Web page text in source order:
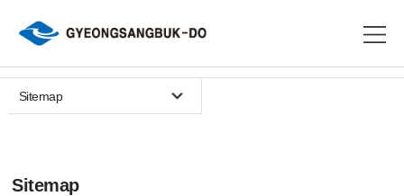
Sitemap
Sitemap